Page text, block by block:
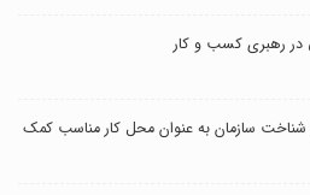
رهبری کسب و کار
شناخت سازمان به عنوان محل کار مناسب کمک